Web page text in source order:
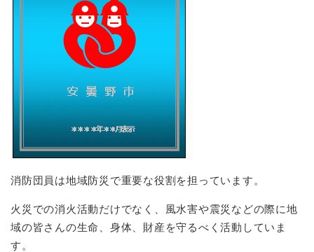
消防団員は地域防災で重要な役割を担っています。
火災での消火活動だけでなく、風水害や震災などの際に地
域の皆さんの生命、身体、財産を守るべく活動していま
す。